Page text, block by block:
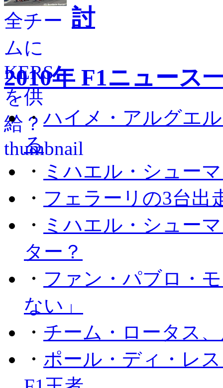
討
2010年 F1ニュース
・ハイメ・アルグエ
る
・ ミハエル・シュー
・ フェラーリの3台出
・ ミハエル・シュー
ター？
・ ファン・パブロ・
ない」
・ チーム・ロータス
・ ポール・ディ・レ